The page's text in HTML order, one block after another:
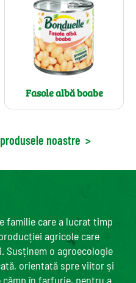
Fasole albă boabe
noastre >
familie care a lucrat timp
agricole care
Susținem o agroecologie
orientată spre viitor și
câmp în farfurie, pentru a